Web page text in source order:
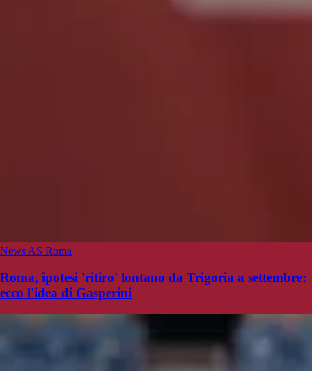
News AS Roma
Roma, ipotesi 'ritiro' lontano da Trigoria a settembre:
ecco l'idea di Gasperini